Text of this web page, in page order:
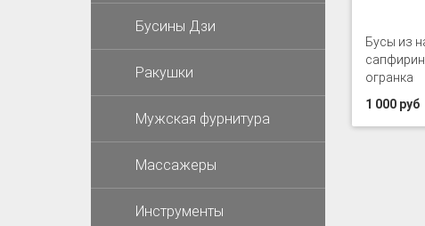
Бусы из
огранка
1 000 руб
Бусины Дзи
Ракушки
Мужская фурнитура
Массажеры
Инструменты